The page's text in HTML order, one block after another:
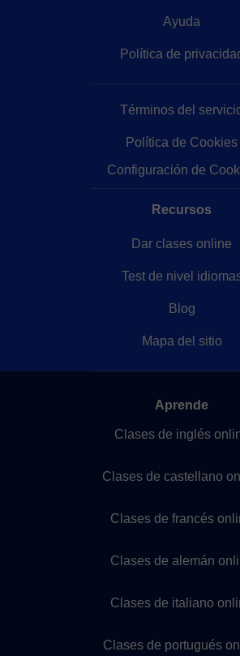
Ayuda
Política de
Términos del
Política de Cookies
Configuración de
Recursos
Dar clases online
Test de nivel
Blog
Mapa del sitio
Aprende
Clases de inglés
Clases de castellano
Clases de francés
Clases de alemán
Clases de italiano
Clases de portugués